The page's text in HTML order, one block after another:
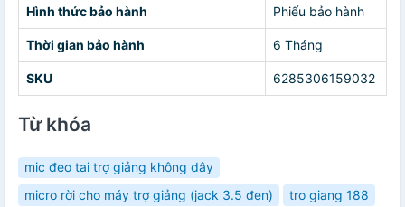
Hình thức bảo hành Phiếu bảo hành
Thời gian bảo hành 6 Tháng
SKU 6285306159032
Từ khóa
mic đeo tai trợ giảng không dây
micro rời cho máy trợ giảng (jack 3.5 đen)
tro giang 188